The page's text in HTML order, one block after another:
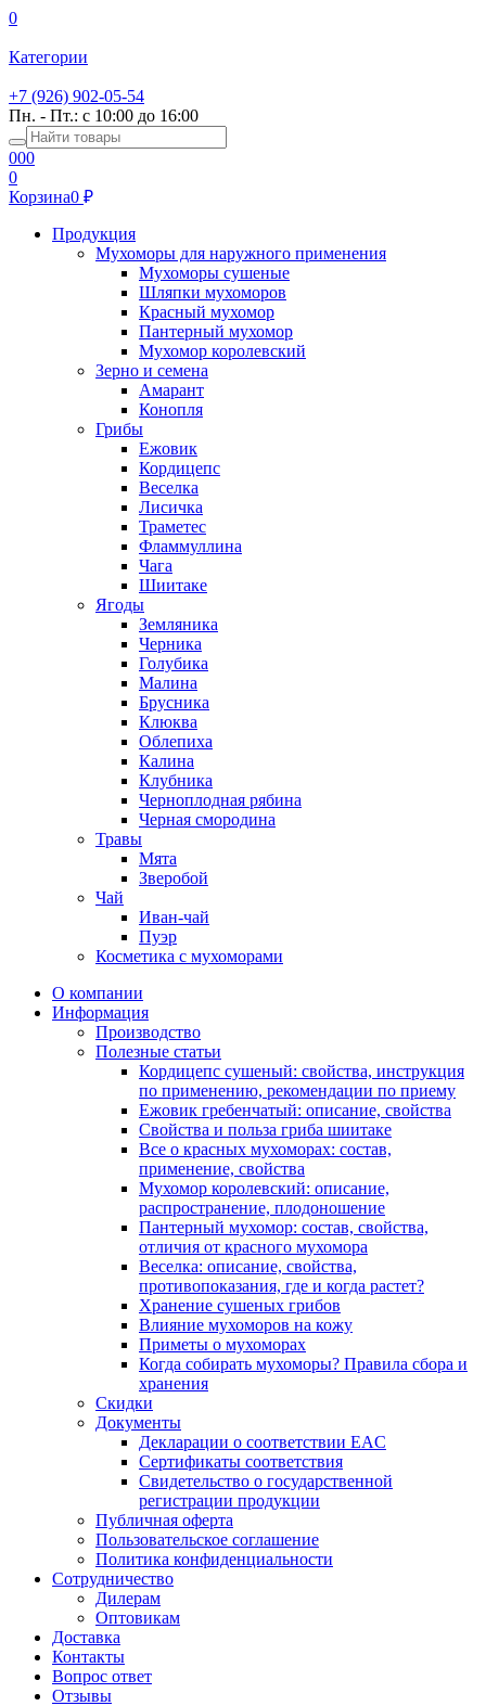
0
Категории
+7 (926) 902-05-54
Пн. - Пт.: с 10:00 до 16:00
000
0
Корзина0
Продукция
Мухоморы для наружного применения
Мухоморы сушеные
Шляпки мухоморов
Красный мухомор
Пантерный мухомор
Мухомор королевский
Зерно и семена
Амарант
Конопля
Грибы
Ежовик
Кордицепс
Веселка
Лисичка
Траметес
Фламмуллина
Чага
Шиитаке
Ягоды
Земляника
Черника
Голубика
Малина
Брусника
Клюква
Облепиха
Калина
Клубника
Черноплодная рябина
Черная смородина
Травы
Мята
Зверобой
Чай
Иван-чай
Пуэр
Косметика с мухоморами
О компании
Информация
Производство
Полезные статьи
Кордицепс сушеный: свойства, инструкция
по применению, рекомендации по приему
Ежовик гребенчатый: описание, свойства
Свойства и польза гриба шиитаке
Все о красных мухоморах: состав,
применение, свойства
Мухомор королевский: описание,
распространение, плодоношение
Пантерный мухомор: состав, свойства,
отличия от красного мухомора
Веселка: описание, свойства,
противопоказания, где и когда растет?
Хранение сушеных грибов
Влияние мухоморов на кожу
Приметы о мухоморах
Когда собирать мухоморы? Правила сбора и
хранения
Скидки
Документы
Декларации о соответствии EAC
Сертификаты соответствия
Свидетельство о государственной
регистрации продукции
Публичная оферта
Пользовательское соглашение
Политика конфиденциальности
Сотрудничество
Дилерам
Оптовикам
Доставка
Контакты
Вопрос ответ
Отзывы